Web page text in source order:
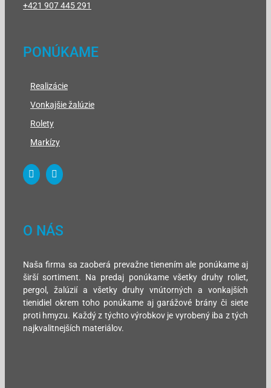
+421 907 445 291
PONÚKAME
Realizácie
Vonkajšie žalúzie
Rolety
Markízy
O NÁS
Naša firma sa zaoberá prevažne tienením ale ponúkame aj
širší sortiment. Na predaj ponúkame všetky druhy roliet,
pergol, žalúzií a všetky druhy vnútorných a vonkajších
tienidiel okrem toho ponúkame aj garážové brány či siete
proti hmyzu. Každý z týchto výrobkov je vyrobený iba z tých
najkvalitnejších materiálov.